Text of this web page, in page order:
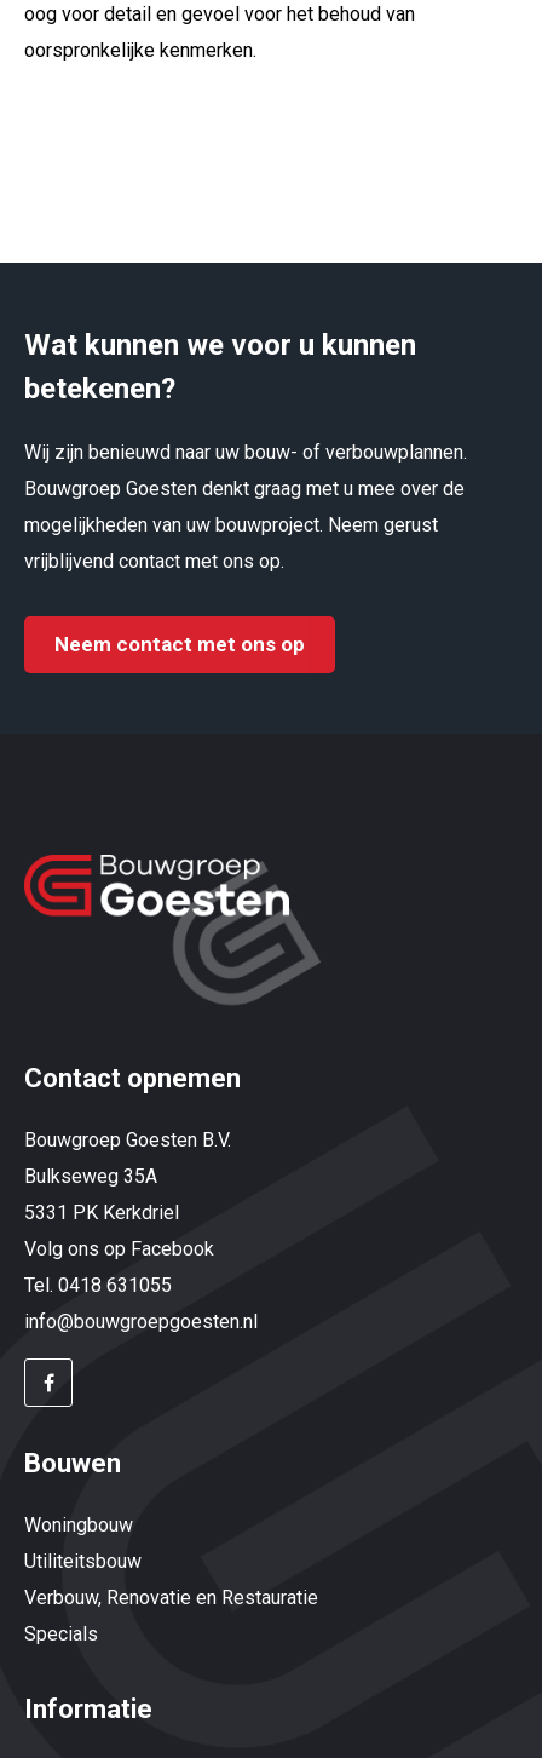
oog voor detail en gevoel voor het behoud van
oorspronkelijke kenmerken.
Wat kunnen we voor u kunnen
betekenen?
Wij zijn benieuwd naar uw bouw- of verbouwplannen.
Bouwgroep Goesten denkt graag met u mee over de
mogelijkheden van uw bouwproject. Neem gerust
vrijblijvend contact met ons op.
Neem contact met ons op
Contact opnemen
Bouwgroep Goesten B.V.
Bulkseweg 35A
5331 PK Kerkdriel
Volg ons op Facebook
Tel. 0418 631055
info@bouwgroepgoesten.nl
Bouwen
Woningbouw
Utiliteitsbouw
Verbouw, Renovatie en Restauratie
Specials
Informatie